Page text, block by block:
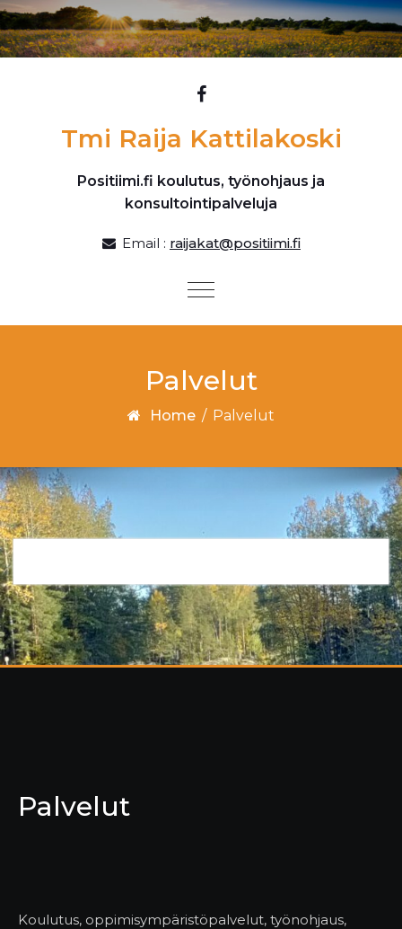
Skip to content
Tmi Raija Kattilakoski
Positiimi.fi koulutus, työnohjaus ja
konsultointipalveluja
Email : raijakat@positiimi.fi
Toggle
Palvelut
Home / Palvelut
Palvelut
Koulutus, oppimisympäristöpalvelut, työnohjaus,